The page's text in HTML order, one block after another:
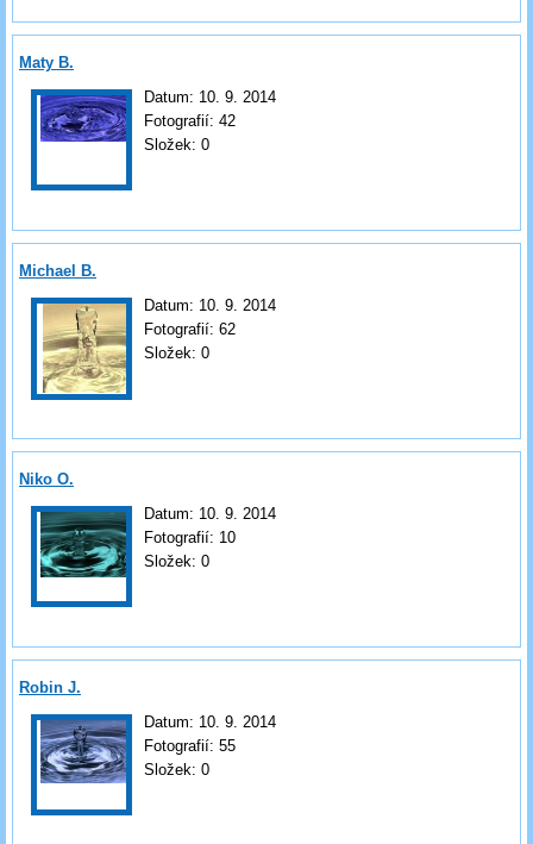
Maty B.
Datum: 10. 9. 2014
Fotografií: 42
Složek: 0
Michael B.
Datum: 10. 9. 2014
Fotografií: 62
Složek: 0
Niko O.
Datum: 10. 9. 2014
Fotografií: 10
Složek: 0
Robin J.
Datum: 10. 9. 2014
Fotografií: 55
Složek: 0